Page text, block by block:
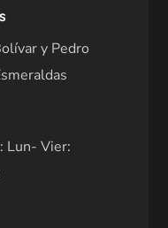
y Pedro
Lun- Vier: